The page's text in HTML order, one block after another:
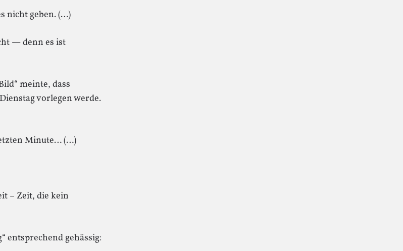
nicht geben. (…)
— denn es ist
meinte, dass
vorlegen werde.
Minute… (…)
– Zeit, die kein
entsprechend gehässig: